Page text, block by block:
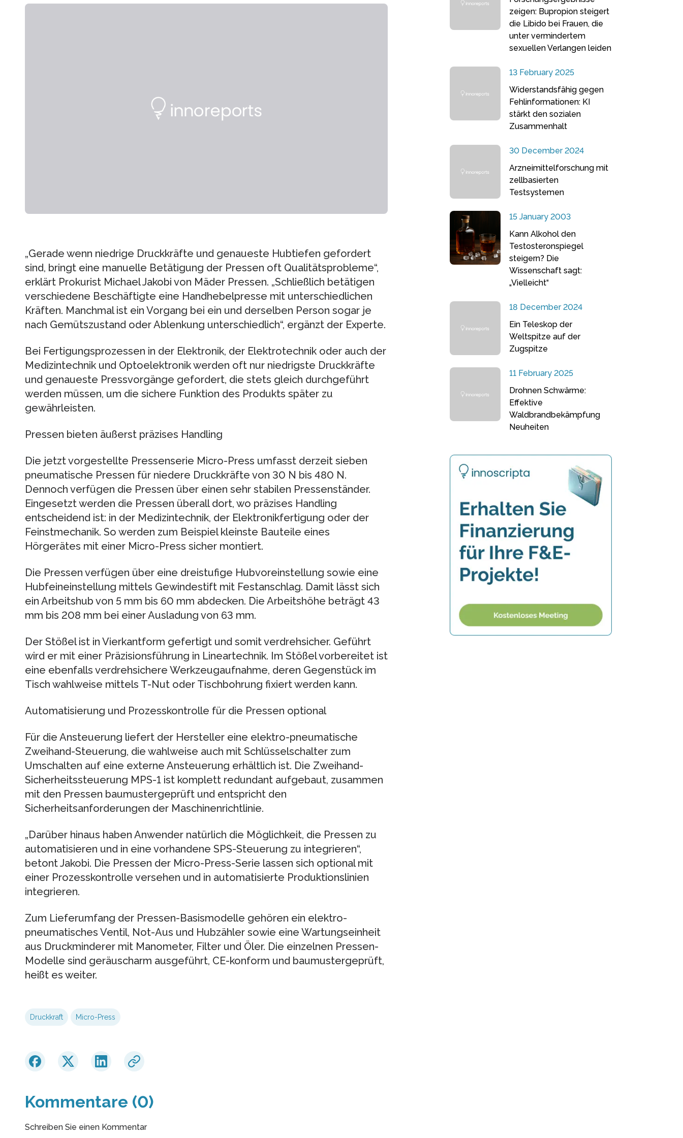
„Gerade wenn niedrige Druckkräfte und genaueste Hubtiefen gefordert
sind, bringt eine manuelle Betätigung der Pressen oft Qualitätsprobleme“,
erklärt Prokurist Michael Jakobi von Mäder Pressen. „Schließlich betätigen
verschiedene Beschäftigte eine Handhebelpresse mit unterschiedlichen
Kräften. Manchmal ist ein Vorgang bei ein und derselben Person sogar je
nach Gemütszustand oder Ablenkung unterschiedlich“, ergänzt der Experte.
Bei Fertigungsprozessen in der Elektronik, der Elektrotechnik oder auch der
Medizintechnik und Optoelektronik werden oft nur niedrigste Druckkräfte
und genaueste Pressvorgänge gefordert, die stets gleich durchgeführt
werden müssen, um die sichere Funktion des Produkts später zu
gewährleisten.
Pressen bieten äußerst präzises Handling
Die jetzt vorgestellte Pressenserie Micro-Press umfasst derzeit sieben
pneumatische Pressen für niedere Druckkräfte von 30 N bis 480 N.
Dennoch verfügen die Pressen über einen sehr stabilen Pressenständer.
Eingesetzt werden die Pressen überall dort, wo präzises Handling
entscheidend ist: in der Medizintechnik, der Elektronikfertigung oder der
Feinstmechanik. So werden zum Beispiel kleinste Bauteile eines
Hörgerätes mit einer Micro-Press sicher montiert.
Die Pressen verfügen über eine dreistufige Hubvoreinstellung sowie eine
Hubfeineinstellung mittels Gewindestift mit Festanschlag. Damit lässt sich
ein Arbeitshub von 5 mm bis 60 mm abdecken. Die Arbeitshöhe beträgt 43
mm bis 208 mm bei einer Ausladung von 63 mm.
Der Stößel ist in Vierkantform gefertigt und somit verdrehsicher. Geführt
wird er mit einer Präzisionsführung in Lineartechnik. Im Stößel vorbereitet ist
eine ebenfalls verdrehsichere Werkzeugaufnahme, deren Gegenstück im
Tisch wahlweise mittels T-Nut oder Tischbohrung fixiert werden kann.
Automatisierung und Prozesskontrolle für die Pressen optional
Für die Ansteuerung liefert der Hersteller eine elektro-pneumatische
Zweihand-Steuerung, die wahlweise auch mit Schlüsselschalter zum
Umschalten auf eine externe Ansteuerung erhältlich ist. Die Zweihand-
Sicherheitssteuerung MPS-1 ist komplett redundant aufgebaut, zusammen
mit den Pressen baumustergeprüft und entspricht den
Sicherheitsanforderungen der Maschinenrichtlinie.
„Darüber hinaus haben Anwender natürlich die Möglichkeit, die Pressen zu
automatisieren und in eine vorhandene SPS-Steuerung zu integrieren“,
betont Jakobi. Die Pressen der Micro-Press-Serie lassen sich optional mit
einer Prozesskontrolle versehen und in automatisierte Produktionslinien
integrieren.
Zum Lieferumfang der Pressen-Basismodelle gehören ein elektro-
pneumatisches Ventil, Not-Aus und Hubzähler sowie eine Wartungseinheit
aus Druckminderer mit Manometer, Filter und Öler. Die einzelnen Pressen-
Modelle sind geräuscharm ausgeführt, CE-konform und baumustergeprüft,
heißt es weiter.
Druckkraft Micro-Press
Kommentare (0)
Schreiben Sie einen Kommentar
zeigen: Bupropion steigert
die Libido bei Frauen, die
unter vermindertem
sexuellen Verlangen leiden
13 February 2025
Widerstandsfähig gegen
Fehlinformationen: KI
stärkt den sozialen
Zusammenhalt
30 December 2024
Arzneimittelforschung mit
zellbasierten
Testsystemen
15 January 2003
Kann Alkohol den
Testosteronspiegel
steigern? Die
Wissenschaft sagt:
„Vielleicht“
18 December 2024
Ein Teleskop der
Weltspitze auf der
Zugspitze
11 February 2025
Drohnen Schwärme:
Effektive
Waldbrandbekämpfung
Neuheiten